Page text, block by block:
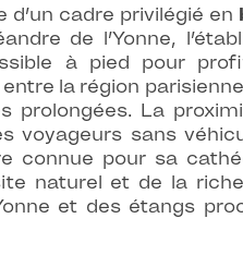
cadre privilégié en
de l’Yonne,
à pied pour
la région
prolongées. La
voyageurs sans
connue pour sa
naturel et de la
et des étangs